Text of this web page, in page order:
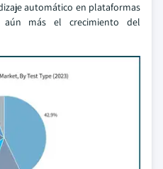
automático en plataformas
aún más el crecimiento del